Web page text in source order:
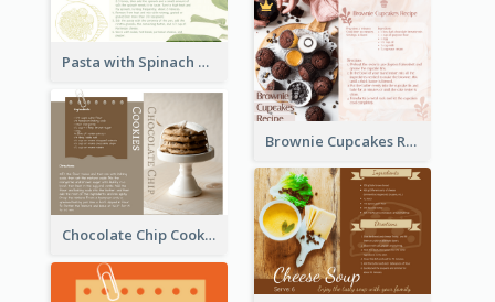
Pasta with Spinach Recipe Card
Brownie Cupcakes Recipe Card
Chocolate Chip Cookies Recipe Card